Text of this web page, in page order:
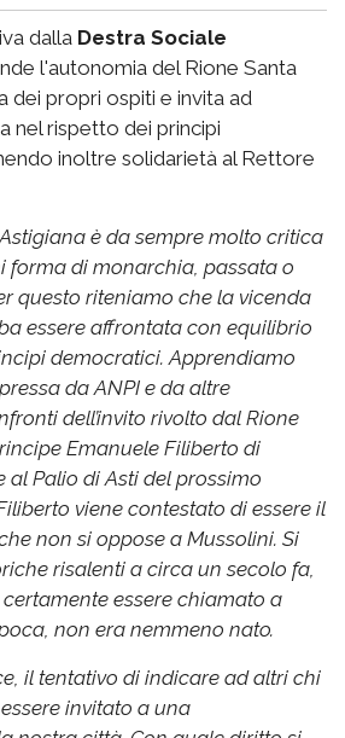
dalla Destra Sociale
l'autonomia del Rione Santa
dei propri ospiti e invita ad
nel rispetto dei principi
inoltre solidarietà al Rettore
è da sempre molto critica
forma di monarchia, passata o
questo riteniamo che la vicenda
essere affrontata con equilibrio
democratici.Apprendiamo
da ANPI e da altre
dell’invito rivolto dal Rione
Emanuele Filiberto di
al Palio di Asti del prossimo
viene contestato di essere il
non si oppose a Mussolini. Si
risalenti a circa un secolo fa,
essere chiamato a
non era nemmeno nato.
il tentativo di indicare ad altri chi
invitato a una